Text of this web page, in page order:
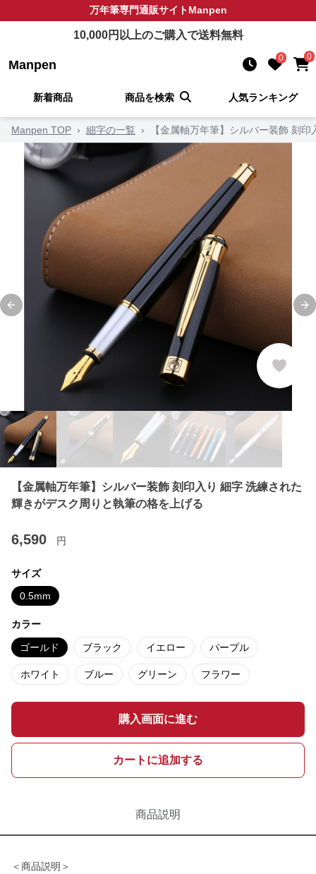
万年筆専門通販サイトManpen
10,000円以上のご購入で送料無料
Manpen 0 0
新着商品 商品を検索 人気ランキング
Manpen TOP › 細字の一覧 › 【金属軸万年筆】シルバー装飾 刻
Previous slide
【金属軸万年筆】シルバー装飾 刻印入り 細字 洗練された
輝きがデスク周りと執筆の格を上げる
6,590 円
サイズ
0.5mm
カラー
ゴールド ブラック イエロー パープル
ホワイト ブルー グリーン フラワー
購入画面に進む
カートに追加する
商品説明
＜商品説明＞